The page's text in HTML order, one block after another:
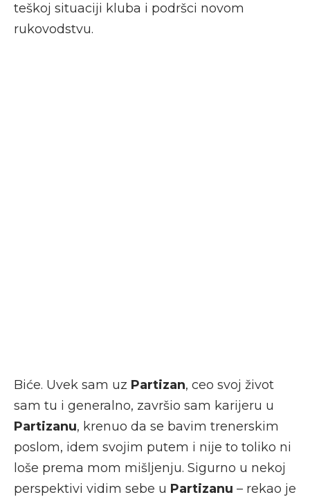
teškoj situaciji kluba i podršci novom
rukovodstvu.
Biće. Uvek sam uz Partizan, ceo svoj život
sam tu i generalno, završio sam karijeru u
Partizanu, krenuo da se bavim trenerskim
poslom, idem svojim putem i nije to toliko ni
loše prema mom mišljenju. Sigurno u nekoj
perspektivi vidim sebe u Partizanu – rekao je